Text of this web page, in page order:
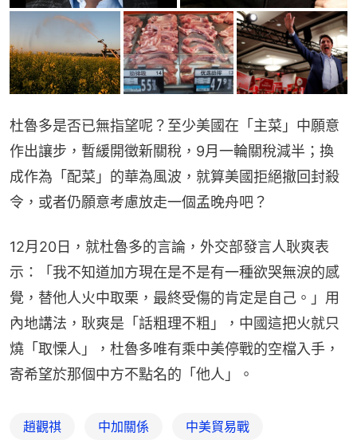
杜魯多是否已無指望呢？至少美國在「主菜」中願意
作出讓步，暫緩開徵新關稅，9月一輪關稅減半；換
成作為「配菜」的華為風波，就算美國拒絕撤回封殺
令，或者仍願意考慮放走一個孟晚舟吧？
12月20日，就杜魯多的言論，外交部發言人耿爽表
示：「我不知道加方現在是不是有一種欲哭無淚的感
覺，替他人火中取栗，最終受傷的肯定是自己。」用
內地講法，耿爽是「話粗理不粗」，中國這把火就只
燒「取慄人」，杜魯多唯有乘中美停戰的空檔入手，
寄希望於那個中方不點名的「他人」。
趙觀祺 中加關係 中美貿易戰